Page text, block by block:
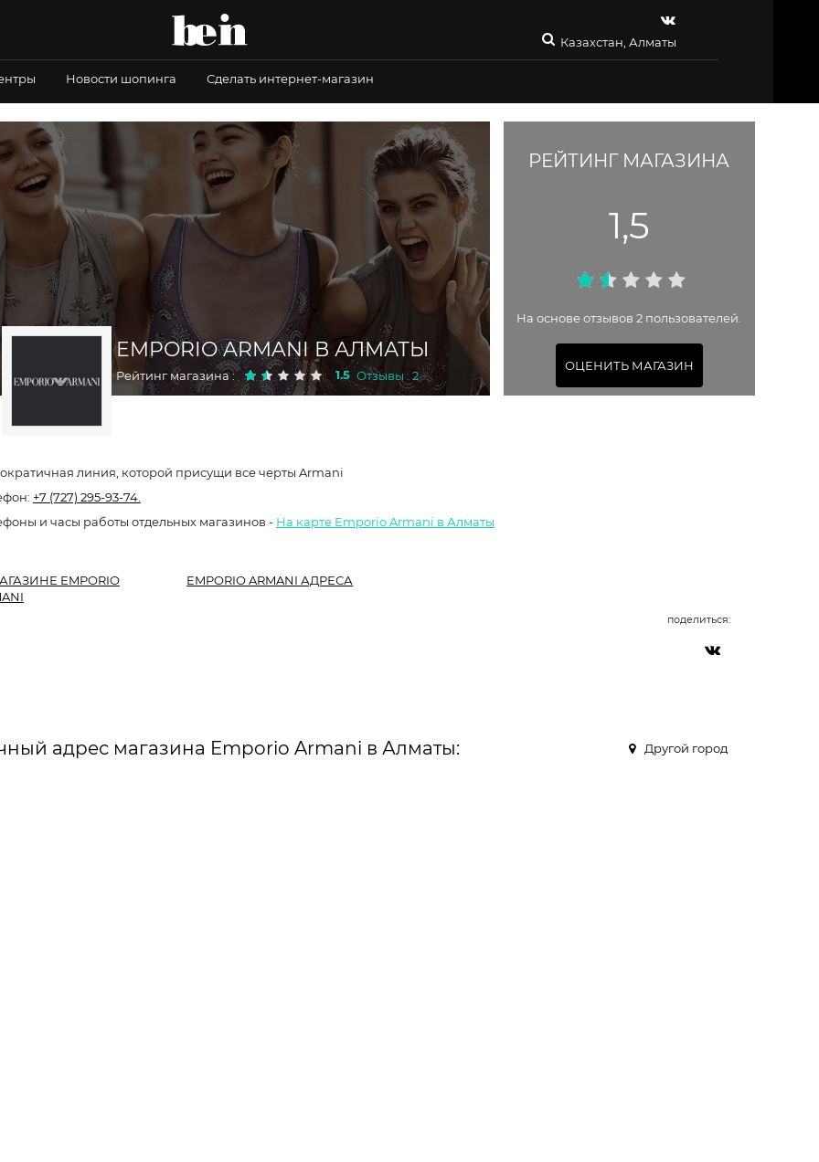
Казахстан, Алматы
Новости шопинга Сделать интернет-магазин
EMPORIO ARMANI В АЛМАТЫ
Рейтинг магазина : 1.5 Отзывы : 2
РЕЙТИНГ МАГАЗИНА
1,5
На основе отзывов 2 пользователей.
ОЦЕНИТЬ МАГАЗИН
линия, которой присущи все черты Armani
+7 (727) 295-93-74.
и часы работы отдельных магазинов - На карте Emporio Armani в Алматы
EMPORIO
EMPORIO ARMANI АДРЕСА
поделиться:
адрес магазина Emporio Armani в Алматы: Другой город